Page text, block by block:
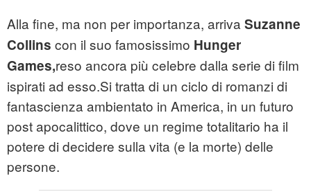
Alla fine, ma non per importanza, arriva Suzanne
Collins con il suo famosissimo Hunger
Games,reso ancora più celebre dalla serie di film
ispirati ad esso.Si tratta di un ciclo di romanzi di
fantascienza ambientato in America, in un futuro
post apocalittico, dove un regime totalitario ha il
potere di decidere sulla vita (e la morte) delle
persone.